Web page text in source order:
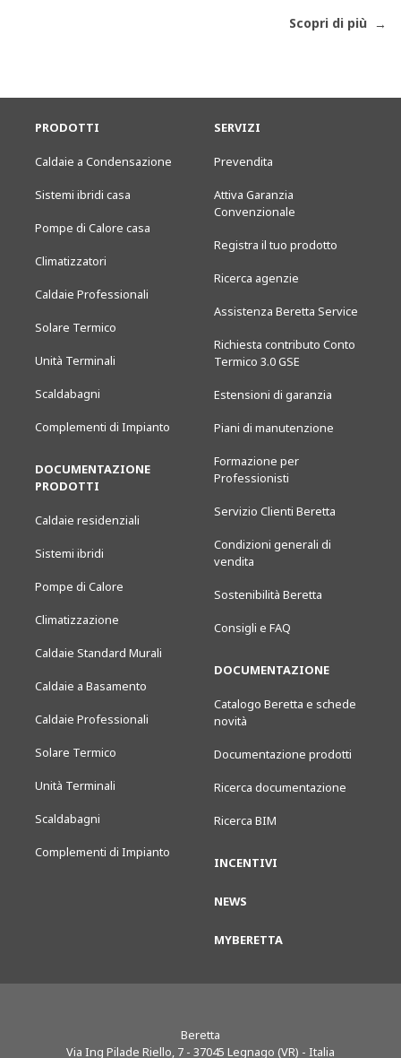
Scopri di più
PRODOTTI
Caldaie a Condensazione
Sistemi ibridi casa
Pompe di Calore casa
Climatizzatori
Caldaie Professionali
Solare Termico
Unità Terminali
Scaldabagni
Complementi di Impianto
DOCUMENTAZIONE
PRODOTTI
Caldaie residenziali
Sistemi ibridi
Pompe di Calore
Climatizzazione
Caldaie Standard Murali
Caldaie a Basamento
Caldaie Professionali
Solare Termico
Unità Terminali
Scaldabagni
Complementi di Impianto
SERVIZI
Prevendita
Attiva Garanzia
Convenzionale
Registra il tuo prodotto
Ricerca agenzie
Assistenza Beretta Service
Richiesta contributo Conto
Termico 3.0 GSE
Estensioni di garanzia
Piani di manutenzione
Formazione per
Professionisti
Servizio Clienti Beretta
Condizioni generali di
vendita
Sostenibilità Beretta
Consigli e FAQ
DOCUMENTAZIONE
Catalogo Beretta e schede
novità
Documentazione prodotti
Ricerca documentazione
Ricerca BIM
INCENTIVI
NEWS
MYBERETTA
Beretta
Via Ing Pilade Riello, 7 - 37045 Legnago (VR) - Italia